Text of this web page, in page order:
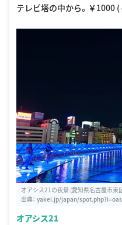
テレビ塔の中から。￥1000
オアシス21の夜景 (愛知県名古屋市東
出典： yakei.jp/japan/
オアシス21